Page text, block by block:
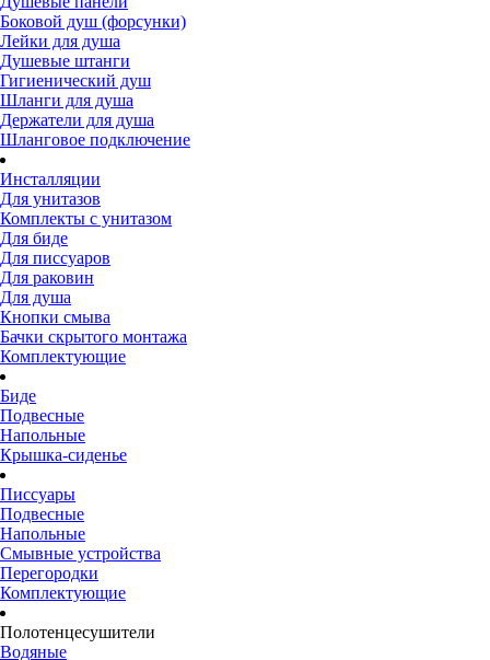
Боковой душ (форсунки)
Лейки для душа
Душевые штанги
Гигиенический душ
Шланги для душа
Держатели для душа
Шланговое подключение
Инсталляции
Для унитазов
Комплекты с унитазом
Для биде
Для писсуаров
Для раковин
Для душа
Кнопки смыва
Бачки скрытого монтажа
Комплектующие
Биде
Подвесные
Напольные
Крышка-сиденье
Писсуары
Подвесные
Напольные
Смывные устройства
Перегородки
Комплектующие
Полотенцесушители
Водяные